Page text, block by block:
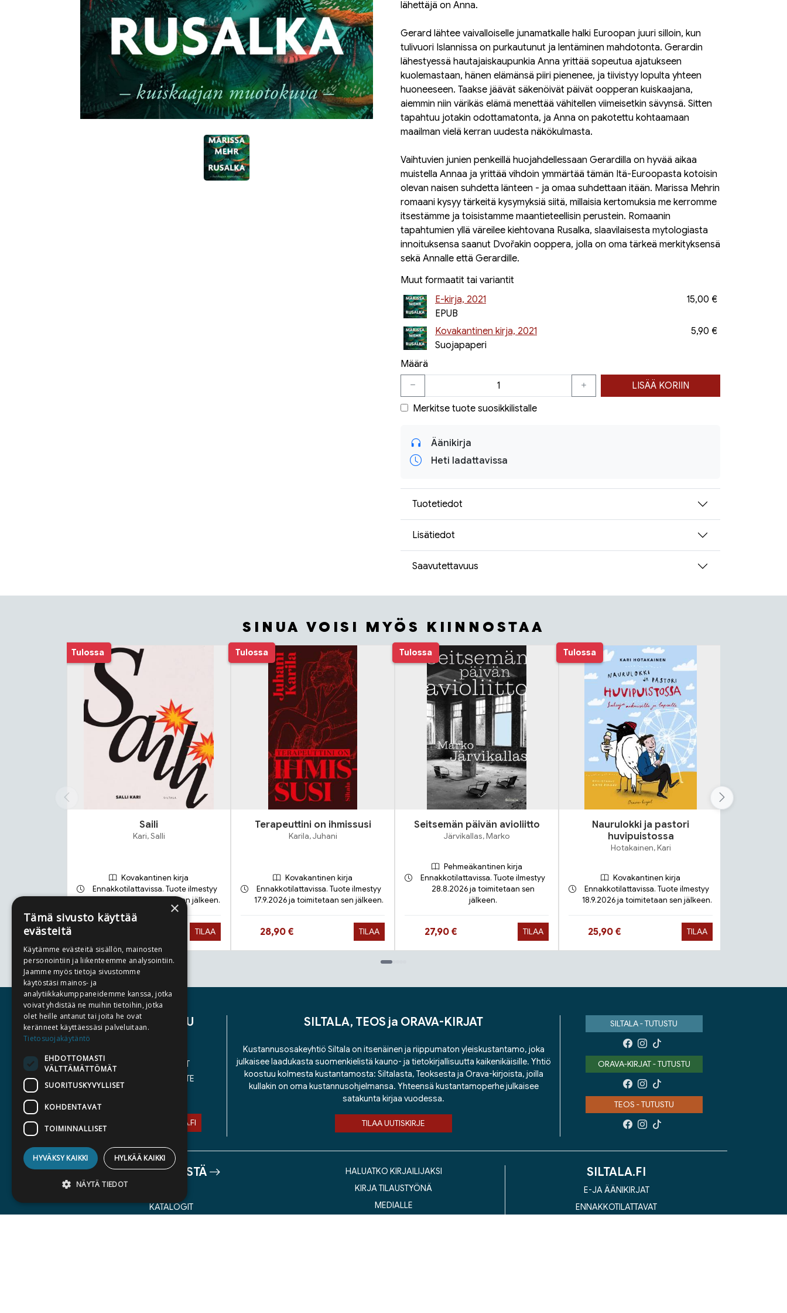
lähettäjä on Anna.
Gerard lähtee vaivalloiselle junamatkalle halki Euroopan juuri silloin, kun
tulivuori Islannissa on purkautunut ja lentäminen mahdotonta. Gerardin
lähestyessä hautajaiskaupunkia Anna yrittää sopeutua ajatukseen
kuolemastaan, hänen elämänsä piiri pienenee, ja tiivistyy lopulta yhteen
huoneeseen. Taakse jäävät säkenöivät päivät oopperan kuiskaajana,
aiemmin niin värikäs elämä menettää vähitellen viimeisetkin sävynsä. Sitten
tapahtuu jotakin odottamatonta, ja Anna on pakotettu kohtaamaan
maailman vielä kerran uudesta näkökulmasta.
Vaihtuvien junien penkeillä huojahdellessaan Gerardilla on hyvää aikaa
muistella Annaa ja yrittää vihdoin ymmärtää tämän Itä-Euroopasta kotoisin
olevan naisen suhdetta länteen - ja omaa suhdettaan itään. Marissa Mehrin
romaani kysyy tärkeitä kysymyksiä siitä, millaisia kertomuksia me kerromme
itsestämme ja toisistamme maantieteellisin perustein. Romaanin
tapahtumien yllä väreilee kiehtovana Rusalka, slaavilaisesta mytologiasta
innoituksensa saanut Dvořakin ooppera, jolla on oma tärkeä merkityksensä
sekä Annalle että Gerardille.
Muut formaatit tai variantit
E-kirja, 2021
EPUB
15,00 €
Kovakantinen kirja, 2021
Suojapaperi
5,90 €
Määrä
LISÄÄ KORIIN
Merkitse tuote suosikkilistalle
Äänikirja
Heti ladattavissa
Tuotetiedot
Lisätiedot
Saavutettavuus
SINUA VOISI MYÖS KIINNOSTAA
Tuoteluettelon alku
Tulossa
Saili
Kari, Salli
Kovakantinen kirja
Ennakkotilattavissa. Tuote ilmestyy
21.9.2026 ja toimitetaan sen jälkeen.
TILAA
Tulossa
Terapeuttini on ihmissusi
Karila, Juhani
Kovakantinen kirja
Ennakkotilattavissa. Tuote ilmestyy
17.9.2026 ja toimitetaan sen jälkeen.
Hinta nyt
28,90 € TILAA
Tulossa
Seitsemän päivän avioliitto
Järvikallas, Marko
Pehmeäkantinen kirja
Ennakkotilattavissa. Tuote ilmestyy
28.8.2026 ja toimitetaan sen
jälkeen.
Hinta nyt
27,90 € TILAA
Tulossa
Naurulokki ja pastori
huvipuistossa
Hotakainen, Kari
Kovakantinen kirja
Ennakkotilattavissa. Tuote ilmestyy
18.9.2026 ja toimitetaan sen jälkeen.
Hinta nyt
25,90 € TILAA
Tuoteluettelon loppu
ASIAKASPALVELU
YLEISET TOIMITUSEHDOT
SAAVUTETTAVUUSSELOSTE
ASIAKASPALVELU@STORIA.FI
SILTALA, TEOS ja ORAVA-KIRJAT
Kustannusosakeyhtiö Siltala on itsenäinen ja riippumaton yleiskustantamo, joka
julkaisee laadukasta suomenkielistä kauno- ja tietokirjallisuutta kaikenikäisille. Yhtiö
koostuu kolmesta kustantamosta: Siltalasta, Teoksesta ja Orava-kirjoista, joilla
kullakin on oma kustannusohjelmansa. Yhteensä kustantamoperhe julkaisee
satakunta kirjaa vuodessa.
TILAA UUTISKIRJE
SILTALA - TUTUSTU
ORAVA-KIRJAT - TUTUSTU
TEOS - TUTUSTU
TIETOA MEISTÄ
KATALOGIT
HALUATKO KIRJAILIJAKSI
KIRJA TILAUSTYÖNÄ
MEDIALLE
SILTALA.FI
E-JA ÄÄNIKIRJAT
ENNAKKOTILATTAVAT
×
Tämä sivusto käyttää
evästeitä
Käytämme evästeitä sisällön, mainosten
personointiin ja liikenteemme analysointiin.
Jaamme myös tietoja sivustomme
käytöstäsi mainos- ja
analytiikkakumppaneidemme kanssa, jotka
voivat yhdistää ne muihin tietoihin, jotka
olet heille antanut tai joita he ovat
keränneet käyttäessäsi palveluitaan.
Tietosuojakäytäntö
EHDOTTOMASTI
VÄLTTÄMÄTTÖMÄT
SUORITUSKYVYLLISET
KOHDENTAVAT
TOIMINNALLISET
HYVÄKSY KAIKKI HYLKÄÄ KAIKKI
NÄYTÄ TIEDOT